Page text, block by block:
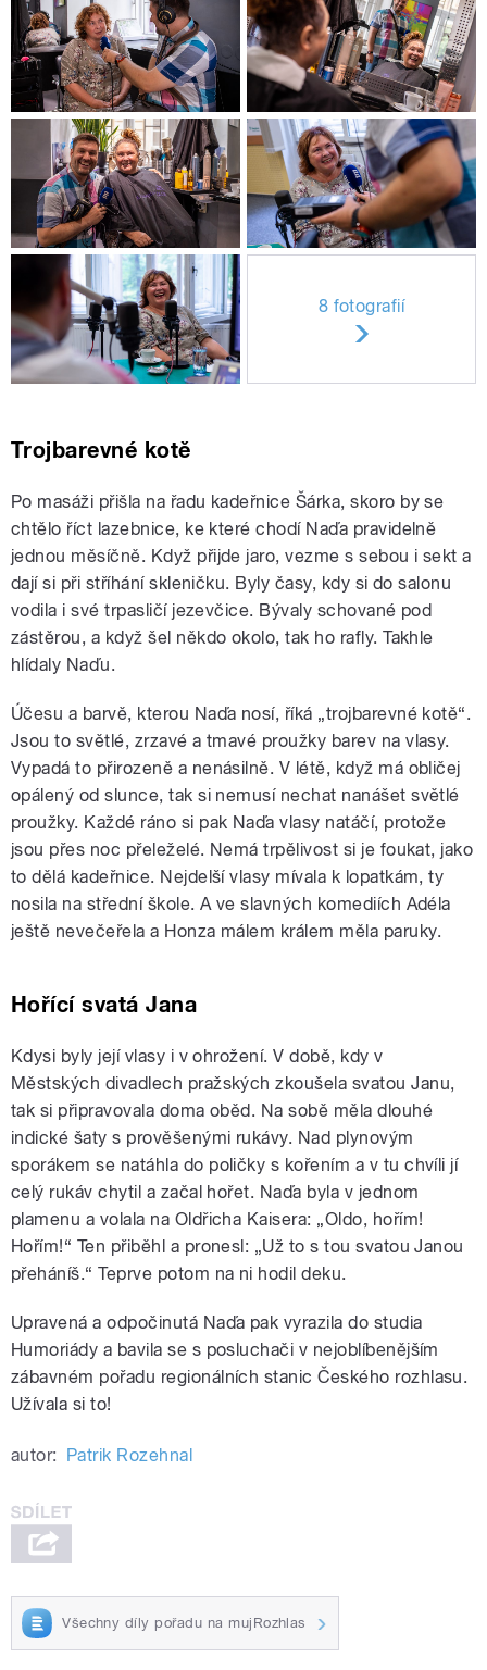
8 fotografií
Trojbarevné kotě
Po masáži přišla na řadu kadeřnice Šárka, skoro by se
chtělo říct lazebnice, ke které chodí Naďa pravidelně
jednou měsíčně. Když přijde jaro, vezme s sebou i sekt a
dají si při stříhání skleničku. Byly časy, kdy si do salonu
vodila i své trpasličí jezevčice. Bývaly schované pod
zástěrou, a když šel někdo okolo, tak ho rafly. Takhle
hlídaly Naďu.
Účesu a barvě, kterou Naďa nosí, říká „trojbarevné kotě“.
Jsou to světlé, zrzavé a tmavé proužky barev na vlasy.
Vypadá to přirozeně a nenásilně. V létě, když má obličej
opálený od slunce, tak si nemusí nechat nanášet světlé
proužky. Každé ráno si pak Naďa vlasy natáčí, protože
jsou přes noc přeleželé. Nemá trpělivost si je foukat, jako
to dělá kadeřnice. Nejdelší vlasy mívala k lopatkám, ty
nosila na střední škole. A ve slavných komediích Adéla
ještě nevečeřela a Honza málem králem měla paruky.
Hořící svatá Jana
Kdysi byly její vlasy i v ohrožení. V době, kdy v
Městských divadlech pražských zkoušela svatou Janu,
tak si připravovala doma oběd. Na sobě měla dlouhé
indické šaty s prověšenými rukávy. Nad plynovým
sporákem se natáhla do poličky s kořením a v tu chvíli jí
celý rukáv chytil a začal hořet. Naďa byla v jednom
plamenu a volala na Oldřicha Kaisera: „Oldo, hořím!
Hořím!“ Ten přiběhl a pronesl: „Už to s tou svatou Janou
přeháníš.“ Teprve potom na ni hodil deku.
Upravená a odpočinutá Naďa pak vyrazila do studia
Humoriády a bavila se s posluchači v nejoblíbenějším
zábavném pořadu regionálních stanic Českého rozhlasu.
Užívala si to!
autor: Patrik Rozehnal
Všechny díly pořadu na mujRozhlas